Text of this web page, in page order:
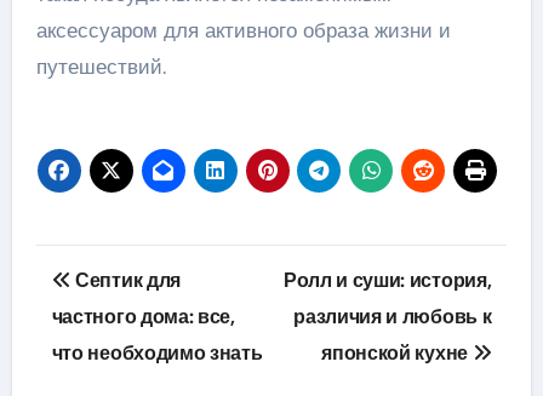
аксессуаром для активного образа жизни и
путешествий.
Навигация
по
записям
Септик для
частного дома: все,
что необходимо знать
Ролл и суши: история,
различия и любовь к
японской кухне